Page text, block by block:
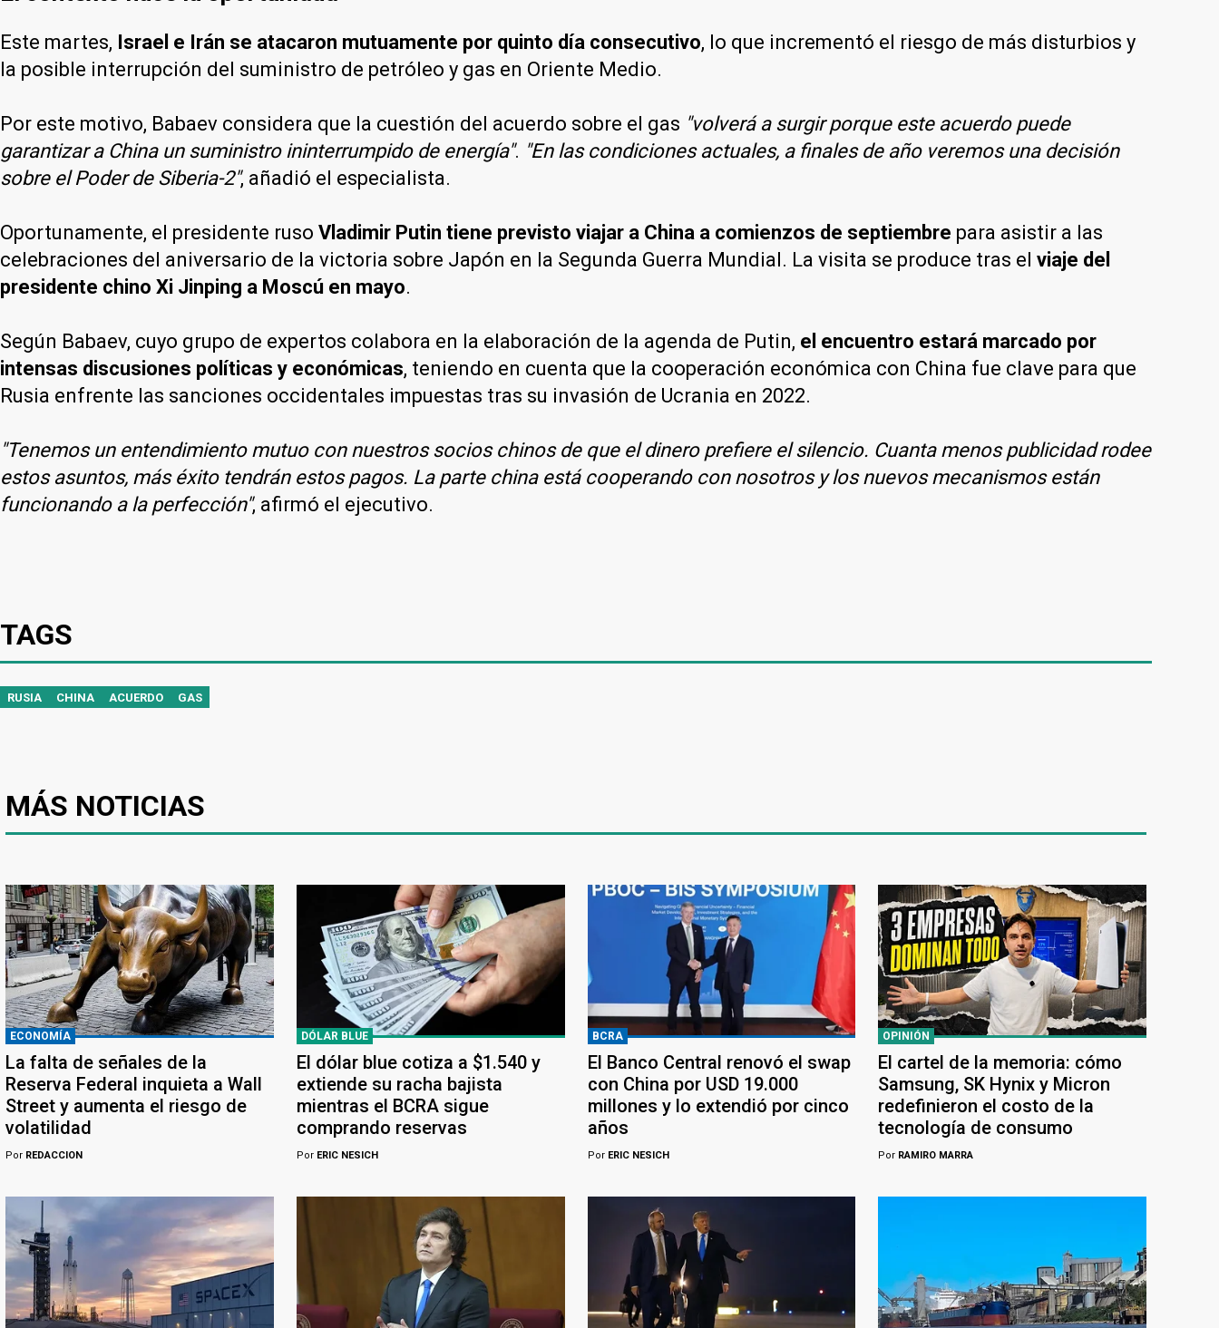
Este martes, Israel e Irán se atacaron mutuamente por quinto día consecutivo, lo que incrementó el riesgo de más disturbios y
la posible interrupción del suministro de petróleo y gas en Oriente Medio.
Por este motivo, Babaev considera que la cuestión del acuerdo sobre el gas "volverá a surgir porque este acuerdo puede
garantizar a China un suministro ininterrumpido de energía". "En las condiciones actuales, a finales de año veremos una decisión
sobre el Poder de Siberia-2", añadió el especialista.
Oportunamente, el presidente ruso Vladimir Putin tiene previsto viajar a China a comienzos de septiembre para asistir a las
celebraciones del aniversario de la victoria sobre Japón en la Segunda Guerra Mundial. La visita se produce tras el viaje del
presidente chino Xi Jinping a Moscú en mayo.
Según Babaev, cuyo grupo de expertos colabora en la elaboración de la agenda de Putin, el encuentro estará marcado por
intensas discusiones políticas y económicas, teniendo en cuenta que la cooperación económica con China fue clave para que
Rusia enfrente las sanciones occidentales impuestas tras su invasión de Ucrania en 2022.
"Tenemos un entendimiento mutuo con nuestros socios chinos de que el dinero prefiere el silencio. Cuanta menos publicidad rodee
estos asuntos, más éxito tendrán estos pagos. La parte china está cooperando con nosotros y los nuevos mecanismos están
funcionando a la perfección", afirmó el ejecutivo.
TAGS
RUSIA CHINA ACUERDO GAS
MÁS NOTICIAS
ECONOMÍA
La falta de señales de la
Reserva Federal inquieta a Wall
Street y aumenta el riesgo de
volatilidad
Por REDACCION
DÓLAR BLUE
El dólar blue cotiza a $1.540 y
extiende su racha bajista
mientras el BCRA sigue
comprando reservas
PorERIC NESICH
BCRA
El Banco Central renovó el swap
con China por USD 19.000
millones y lo extendió por cinco
años
PorERIC NESICH
OPINIÓN
El cartel de la memoria: cómo
Samsung, SK Hynix y Micron
redefinieron el costo de la
tecnología de consumo
Por RAMIRO MARRA